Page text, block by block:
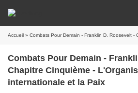
Accueil » Combats Pour Demain - Franklin D. Roosevelt - Chapitre
Combats Pour Demain -
Chapitre Cinquième -
internationale et la Paix